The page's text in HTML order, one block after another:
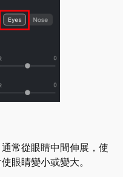
常從眼睛中間伸展，使
眼睛變小或變大。